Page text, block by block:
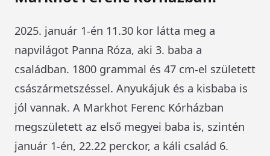
2025. január 1-én 11.30 kor látta meg a
napvilágot Panna Róza, aki 3. baba a
családban. 1800 grammal és 47 cm-el született
császármetszéssel. Anyukájuk és a kisbaba is
jól vannak. A Markhot Ferenc Kórházban
megszületett az első megyei baba is, szintén
január 1-én, 22.22 perckor, a káli család 6.